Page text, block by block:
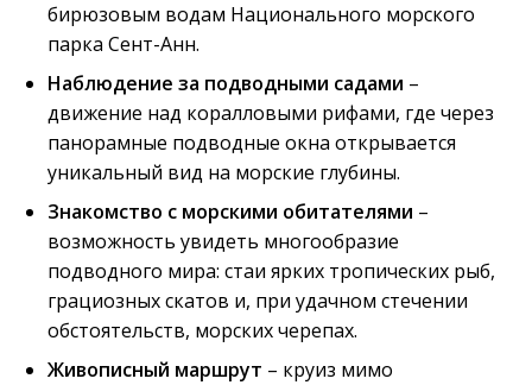
бирюзовым водам Национального морского
парка Сент-Анн.
Наблюдение за подводными садами –
движение над коралловыми рифами, где через
панорамные подводные окна открывается
уникальный вид на морские глубины.
Знакомство с морскими обитателями –
возможность увидеть многообразие
подводного мира: стаи ярких тропических рыб,
грациозных скатов и, при удачном стечении
обстоятельств, морских черепах.
Живописный маршрут – круиз мимо